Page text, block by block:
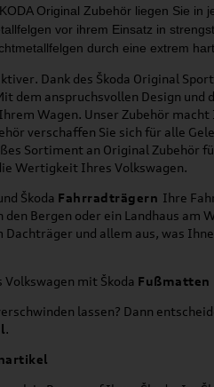
Original Zubehör liegen Sie in
vor ihrem Einsatz in
durch eine extrem
Dank des Škoda Original
dem anspruchsvollen Design
Wagen. Unser Zubehör
verschaffen Sie sich für alle
Sortiment an Original Zubehör
Wertigkeit Ihres Volkswagen.
Škoda Fahrradträgern Ihre
Bergen oder ein Landhaus am
und allem aus, was
mit Škoda Fußmatten
lassen? Dann
.